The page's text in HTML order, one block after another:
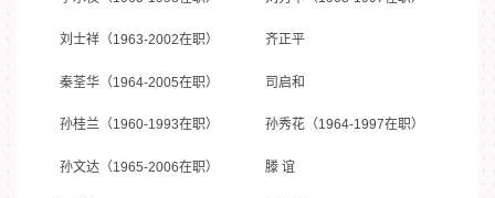
刘士祥（1963-2002在职） 齐正平
秦荃华（1964-2005在职） 司启和
孙桂兰（1960-1993在职） 孙秀花（1964-1997在职）
孙文达（1965-2006在职） 滕 谊